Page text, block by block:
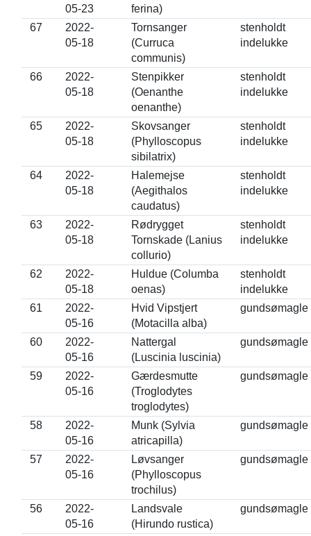
05-23
ferina)
67
2022-
05-18
Tornsanger
(Curruca
communis)
stenholdt
indelukke
66
2022-
05-18
Stenpikker
(Oenanthe
oenanthe)
stenholdt
indelukke
65
2022-
05-18
Skovsanger
(Phylloscopus
sibilatrix)
stenholdt
indelukke
64
2022-
05-18
Halemejse
(Aegithalos
caudatus)
stenholdt
indelukke
63
2022-
05-18
Rødrygget
Tornskade (Lanius
collurio)
stenholdt
indelukke
62
2022-
05-18
Huldue (Columba
oenas)
stenholdt
indelukke
61
2022-
05-16
Hvid Vipstjert
(Motacilla alba)
gundsømagle
60
2022-
05-16
Nattergal
(Luscinia luscinia)
gundsømagle
59
2022-
05-16
Gærdesmutte
(Troglodytes
troglodytes)
gundsømagle
58
2022-
05-16
Munk (Sylvia
atricapilla)
gundsømagle
57
2022-
05-16
Løvsanger
(Phylloscopus
trochilus)
gundsømagle
56
2022-
05-16
Landsvale
(Hirundo rustica)
gundsømagle